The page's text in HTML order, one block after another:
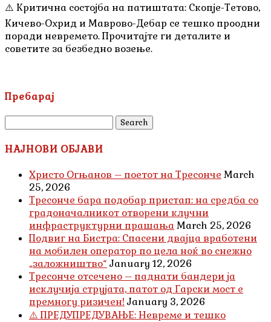
⚠️ Критична состојба на патиштата: Скопје-Тетово,
Кичево-Охрид и Маврово-Дебар се тешко проодни
поради невремето. Прочитајте ги деталите и
советите за безбедно возење.
Пребарај
НАЈНОВИ ОБЈАВИ
Христо Огњанов – поетот на Тресонче March
25, 2026
Тресонче бара подобар пристап: на средба со
градоначалникот отворени клучни
инфраструктурни прашањаMarch 25, 2026
Подвиг на Бистра: Спасени двајца вработени
на мобилен оператор по цела ноќ во снежно
„заложништво“ January 12, 2026
Тресонче отсечено – паднати бандери ја
исклучија струјата, патот од Гарски мост е
премногу ризичен! January 3, 2026
⚠️ ПРЕДУПРЕДУВАЊЕ: Невреме и тешко